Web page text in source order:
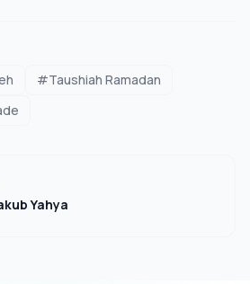
#Taushiah Ramadan
Yahya